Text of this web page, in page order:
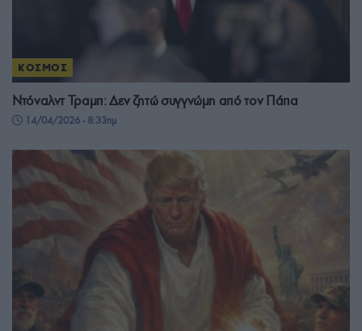
ΚΟΣΜΟΣ
Ντόναλντ Τραμπ: Δεν ζητώ συγγνώμη από τον Πάπα
14/04/2026 - 8:33πμ